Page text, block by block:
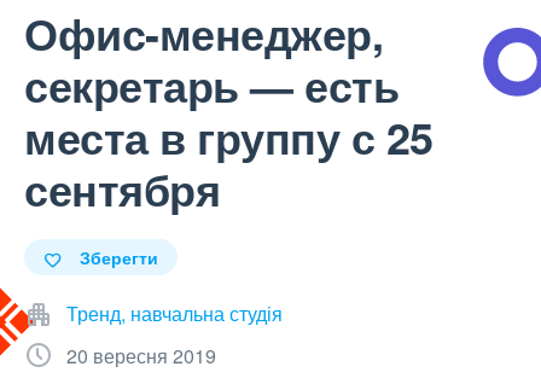
Офис-менеджер,
секретарь — есть
места в группу с 25
сентября
Зберегти
Тренд, навчальна студія
20 вересня 2019